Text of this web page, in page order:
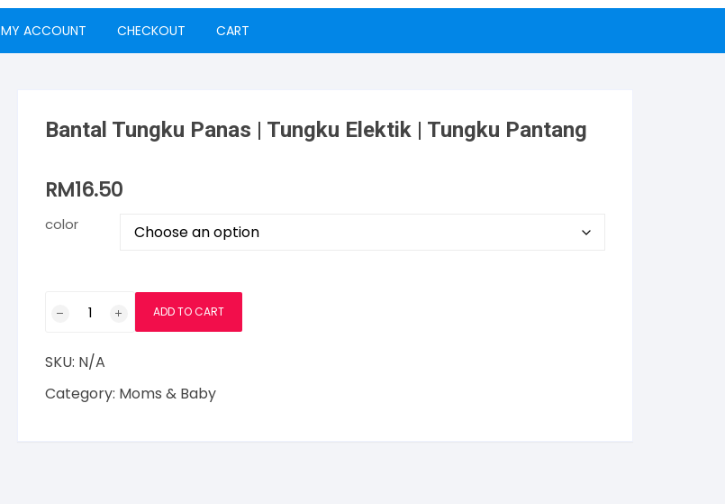
MY ACCOUNT CHECKOUT CART
Bantal Tungku Panas | Tungku Elektik | Tungku Pantang
RM16.50
color
Tungku
|
Tungku
ADD TO CART
SKU: N/A
Category: Moms & Baby